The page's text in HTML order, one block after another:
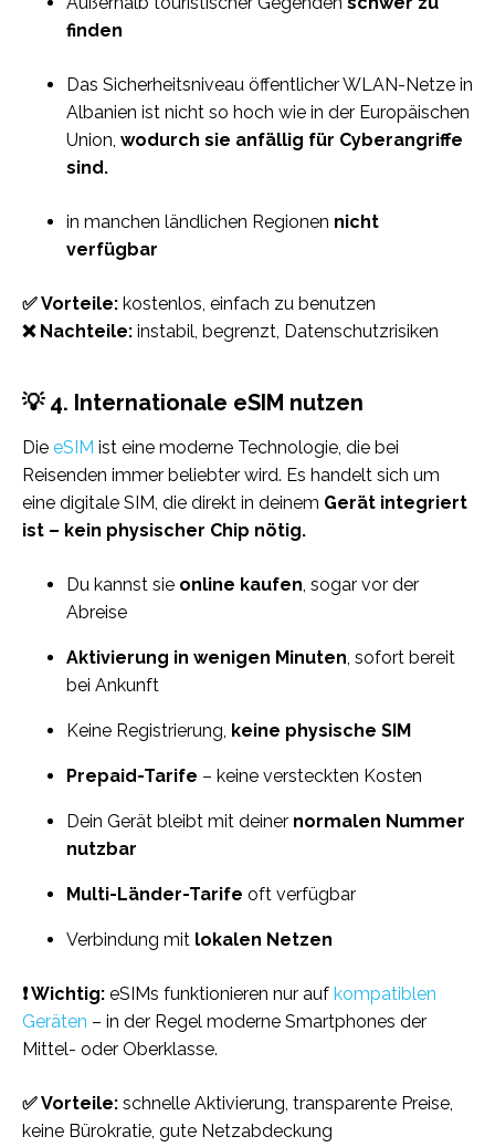
finden
Das Sicherheitsniveau öffentlicher WLAN-Netze in
Albanien ist nicht so hoch wie in der Europäischen
Union, wodurch sie anfällig für Cyberangriffe
sind.
in manchen ländlichen Regionen nicht
verfügbar
✅ Vorteile: kostenlos, einfach zu benutzen
❌ Nachteile: instabil, begrenzt, Datenschutzrisiken
💡 4. Internationale eSIM nutzen
Die eSIM ist eine moderne Technologie, die bei
Reisenden immer beliebter wird. Es handelt sich um
eine digitale SIM, die direkt in deinem Gerät integriert
ist – kein physischer Chip nötig.
Du kannst sie online kaufen, sogar vor der
Abreise
Aktivierung in wenigen Minuten, sofort bereit
bei Ankunft
Keine Registrierung, keine physische SIM
Prepaid-Tarife – keine versteckten Kosten
Dein Gerät bleibt mit deiner normalen Nummer
nutzbar
Multi-Länder-Tarife oft verfügbar
Verbindung mit lokalen Netzen
❗️ Wichtig: eSIMs funktionieren nur auf kompatiblen
Geräten – in der Regel moderne Smartphones der
Mittel- oder Oberklasse.
✅ Vorteile: schnelle Aktivierung, transparente Preise,
keine Bürokratie, gute Netzabdeckung